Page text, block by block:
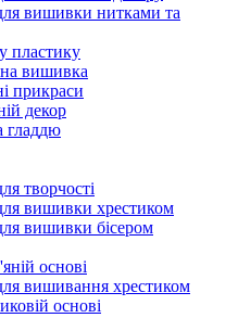
вишивки нитками та
пластику
вишивка
прикраси
декор
гладдю
творчості
вишивки хрестиком
вишивки бісером
основі
вишивання хрестиком
основі